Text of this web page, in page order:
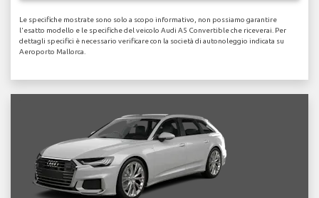
Le specifiche mostrate sono solo a scopo informativo, non possiamo garantire
l'esatto modello e le specifiche del veicolo Audi A5 Convertible che riceverai. Per
dettagli specifici è necessario verificare con la società di autonoleggio indicata su
Aeroporto Mallorca.